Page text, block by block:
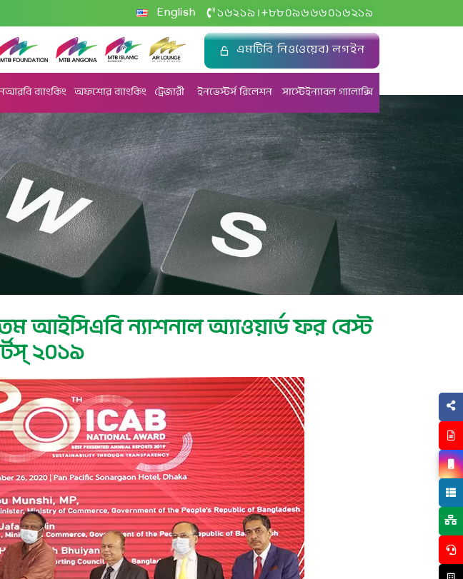
English ১৬২১৯ +৮৮০৯৬৬৬০১৬২১৯
এমটিবি নিও(ওয়েব) লগইন
ব্যাংকিং অফশোর ব্যাংকিং ট্রেজারী ইনভেস্টর্স রিলেশন সাস্টেইন্যাবল গ্যালাক্সি
আইসিএবি ন্যাশনাল অ্যাওয়ার্ড ফর বেস্ট
২০১৯